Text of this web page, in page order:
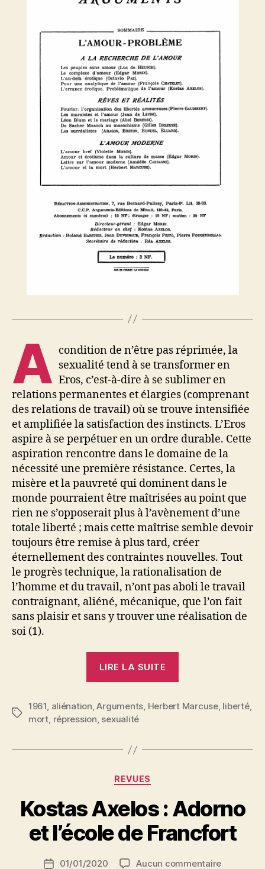
A condition de n’être pas réprimée, la
sexualité tend à se transformer en
Eros, c’est-à-dire à se sublimer en
relations permanentes et élargies (comprenant
des relations de travail) où se trouve intensifiée
et amplifiée la satisfaction des instincts. L’Eros
aspire à se perpétuer en un ordre durable. Cette
aspiration rencontre dans le domaine de la
nécessité une première résistance. Certes, la
misère et la pauvreté qui dominent dans le
monde pourraient être maîtrisées au point que
rien ne s’opposerait plus à l’avènement d’une
totale liberté ; mais cette maîtrise semble devoir
toujours être remise à plus tard, créer
éternellement des contraintes nouvelles. Tout
le progrès technique, la rationalisation de
l’homme et du travail, n’ont pas aboli le travail
contraignant, aliéné, mécanique, que l’on fait
sans plaisir et sans y trouver une réalisation de
soi (1).
LIRE LA SUITE
L’amour
Thanatos) »
Étiquettes
1961, aliénation,Arguments, Herbert Marcuse, liberté,
mort, répression, sexualité
Catégories
REVUES
Kostas Axelos : Adorno
et l’école de Francfort
a
r
S
N
Date01/01/2020 Aucun commentairesur